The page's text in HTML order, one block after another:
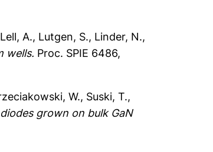
Lell, A., Lutgen, S., Linder, N.,
wells. Proc. SPIE 6486,
W., Suski, T.,
grown on bulk GaN